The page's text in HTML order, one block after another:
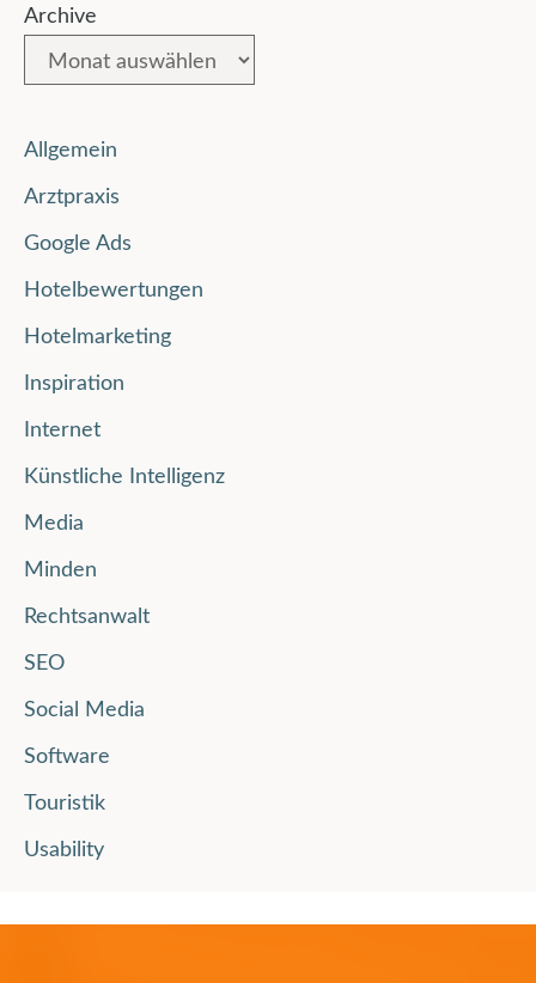
Archive
Allgemein
Arztpraxis
Google Ads
Hotelbewertungen
Hotelmarketing
Inspiration
Internet
Künstliche Intelligenz
Media
Minden
Rechtsanwalt
SEO
Social Media
Software
Touristik
Usability